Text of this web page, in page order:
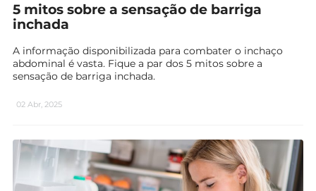
5 mitos sobre a sensação de barriga
inchada
A informação disponibilizada para combater o inchaço
abdominal é vasta. Fique a par dos 5 mitos sobre a
sensação de barriga inchada.
02 Abr, 2025